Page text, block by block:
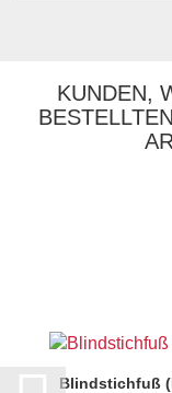
KUNDEN,
Blindstichfuß